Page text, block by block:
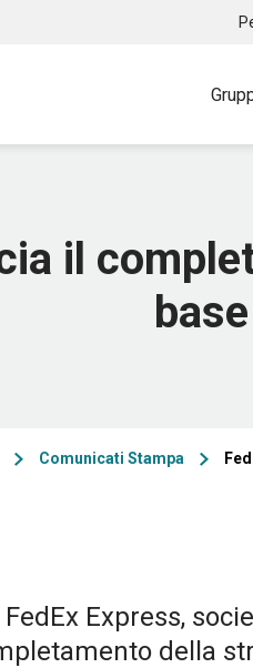
il
Comunicati Stampa
Express,
della